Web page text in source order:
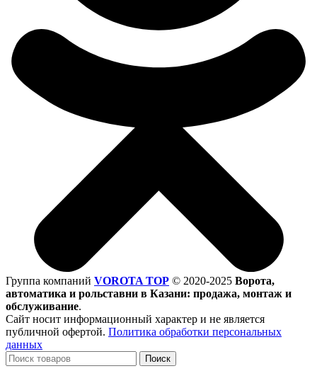
Группа компаний VOROTA TOP © 2020-2025 Ворота,
автоматика и рольставни в Казани: продажа, монтаж и
обслуживание.
Сайт носит информационный характер и не является
публичной офертой. Политика обработки персональных
данных
Поиск